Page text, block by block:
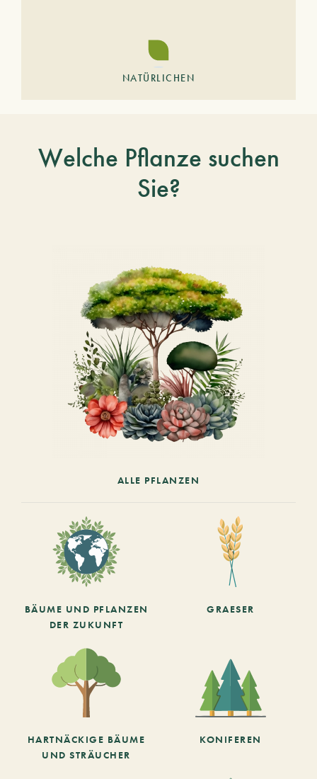
NATÜRLICHEN
Welche Pflanze suchen
Sie?
ALLE PFLANZEN
BÄUME UND PFLANZEN
DER ZUKUNFT
GRAESER
HARTNÄCKIGE BÄUME
UND STRÄUCHER
KONIFEREN